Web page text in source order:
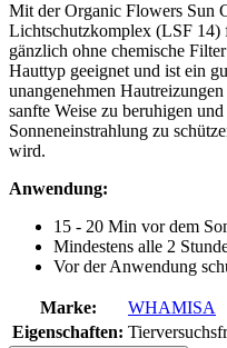
Mit der Organic Flowers Sun
Lichtschutzkomplex (LSF 14)
gänzlich ohne chemische
Hauttyp geeignet und ist ein
unangenehmen
sanfte Weise zu beruhigen
Sonneneinstrahlung zu
wird.
Anwendung:
15 - 20 Min vor dem
Mindestens alle 2
Vor der Anwendung
Marke:
WHAMISA
Eigenschaften: